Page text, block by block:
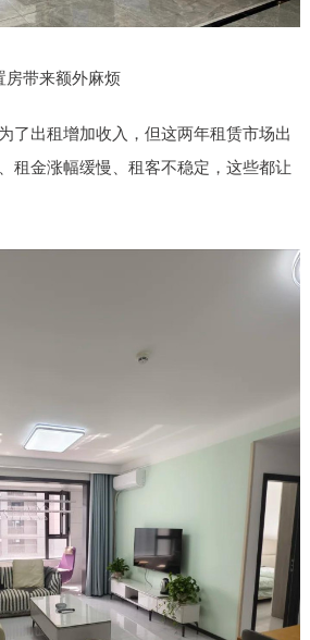
房带来额外麻烦
了出租增加收入，但这两年租赁市场出
租金涨幅缓慢、租客不稳定，这些都让